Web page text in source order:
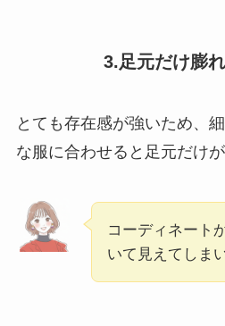
3.足元だけ膨
とても存在感が強いため、
な服に合わせると足元だけ
コーディネート
いて見えてしま